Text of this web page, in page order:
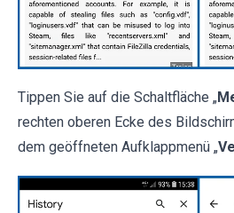
Tippen Sie auf die Schaltfläche „
rechten oberen Ecke des
dem geöffneten Aufklappmenü „